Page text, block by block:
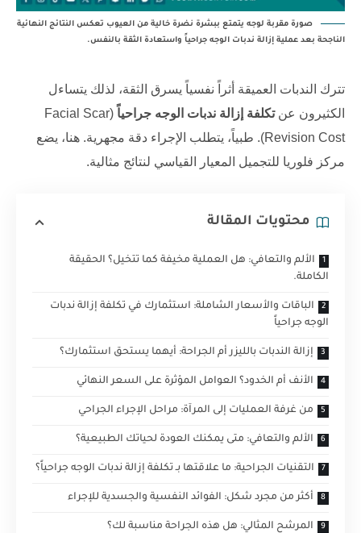
صورة مقربة لوجه يتمتع ببشرة نضرة خالية من العيوب تعكس النتائج النهائية
الناجحة بعد عملية إزالة ندبات الوجه جراحياً واستعادة الثقة بالنفس.
تترك الندبات العميقة أثراً نفسياً يسرق الثقة، لذلك يتساءل
الكثيرون عنتكلفة إزالة ندبات الوجه جراحياً (Facial Scar
Revision Cost). طبياً، يتطلب الإجراء دقة مجهرية. هنا، يضع
مركز فلوريا للتجميل المعيار القياسي لنتائج مثالية.
محتويات المقالة
الألم والتعافي: هل العملية مخيفة كما تتخيل؟ الحقيقة
الكاملة.
الباقات والأسعار الشاملة: استثمارك في تكلفة إزالة ندبات
الوجه جراحياً
إزالة الندبات بالليزر أم الجراحة: أيهما يستحق استثمارك؟
الأنف أم الخدود؟ العوامل المؤثرة على السعر النهائي
من غرفة العمليات إلى المرآة: مراحل الإجراء الجراحي
الألم والتعافي: متى يمكنك العودة لحياتك الطبيعية؟
التقنيات الجراحية: ما علاقتها بـ تكلفة إزالة ندبات الوجه جراحياً؟
أكثر من مجرد شكل: الفوائد النفسية والجسدية للإجراء
المرشح المثالي: هل هذه الجراحة مناسبة لك؟